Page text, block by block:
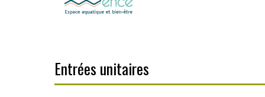
Entrées unitaires